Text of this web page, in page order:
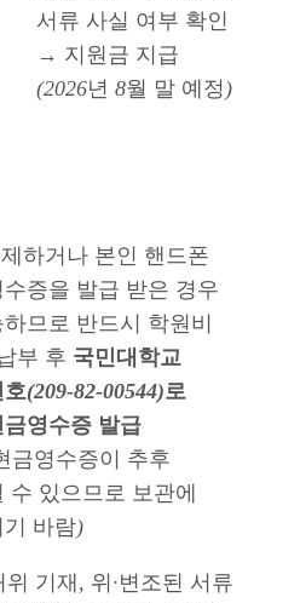
서류 사실 여부 확인
→ 지원금 지급
(2026년 8월 말 예정 )
하거나 본인 핸드폰
증을 발급 받은 경우
므로 반드시 학원비
부 후 국민대학교
호(209-82-00544)로
영수증 발급
금영수증이 추후
수 있으므로 보관에
바람)
기재 , 위 ·변조된 서류